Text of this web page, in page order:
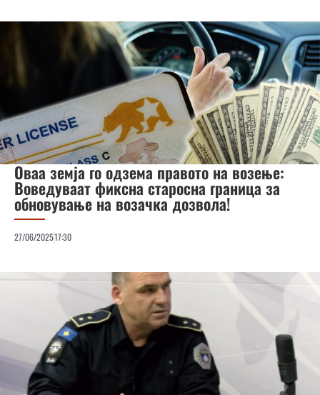
Оваа земја го одзема правото на возење:
Воведуваат фиксна старосна граница за
обновување на возачка дозвола!
27/06/202517:30